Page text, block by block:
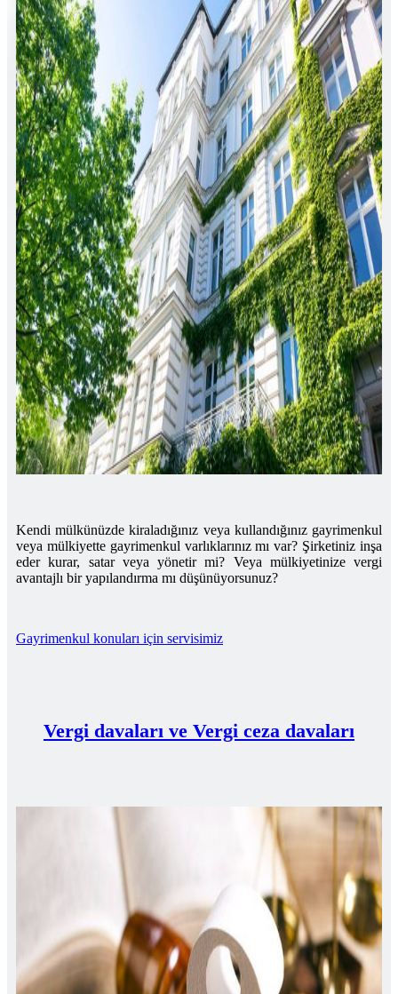
Kendi mülkünüzde kiraladığınız veya kullandığınız gayrimenkul
veya mülkiyette gayrimenkul varlıklarınız mı var? Şirketiniz inşa
eder kurar, satar veya yönetir mi? Veya mülkiyetinize vergi
avantajlı bir yapılandırma mı düşünüyorsunuz?
Gayrimenkul konuları için servisimiz
Vergi davaları ve Vergi ceza davaları